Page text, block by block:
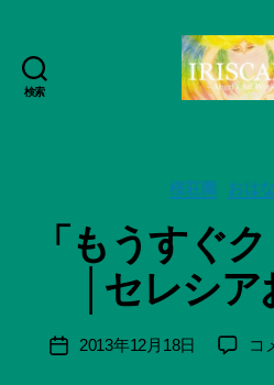
検索
日
活
動
記
録
品
カ
ゴ
リ
ー
桜荘園 おは
「もうすぐ
│セレシ
投
2013年12月18日
「
コ